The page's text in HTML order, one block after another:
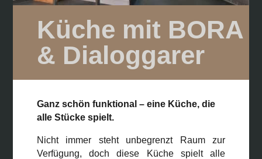
Küche mit BORA
& Dialoggarer
Ganz schön funktional – eine Küche, die
alle Stücke spielt.
Nicht immer steht unbegrenzt Raum zur
Verfügung, doch diese Küche spielt alle